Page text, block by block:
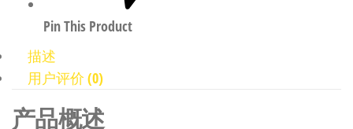
Pin This Product
描述
用户评价 (0)
产品概述